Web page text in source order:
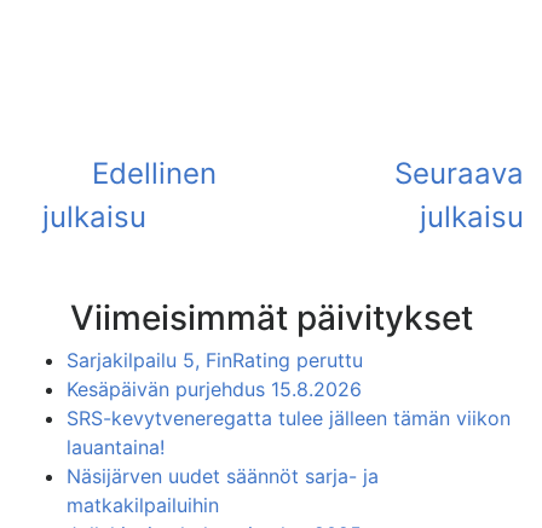
Viimeisimmät päivitykset
Sarjakilpailu 5, FinRating peruttu
Kesäpäivän purjehdus 15.8.2026
SRS-kevytveneregatta tulee jälleen tämän viikon
lauantaina!
Näsijärven uudet säännöt sarja- ja
matkakilpailuihin